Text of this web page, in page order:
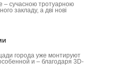
– сучасною тротуарною
закладу, а дві нові
города уже монтируют
и – благодаря 3D-